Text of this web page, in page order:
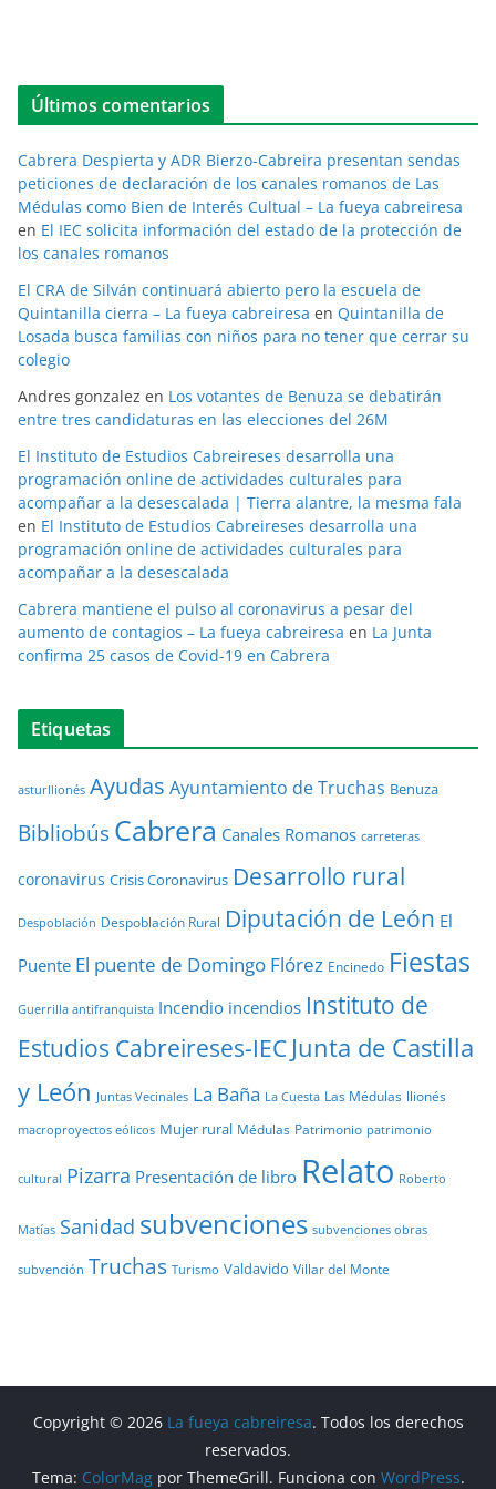
Últimos comentarios
Cabrera Despierta y ADR Bierzo-Cabreira presentan sendas
peticiones de declaración de los canales romanos de Las
Médulas como Bien de Interés Cultual – La fueya cabreiresa
en El IEC solicita información del estado de la protección de
los canales romanos
El CRA de Silván continuará abierto pero la escuela de
Quintanilla cierra – La fueya cabreiresa en Quintanilla de
Losada busca familias con niños para no tener que cerrar su
colegio
Andres gonzalez en Los votantes de Benuza se debatirán
entre tres candidaturas en las elecciones del 26M
El Instituto de Estudios Cabreireses desarrolla una
programación online de actividades culturales para
acompañar a la desescalada | Tierra alantre, la mesma fala
en El Instituto de Estudios Cabreireses desarrolla una
programación online de actividades culturales para
acompañar a la desescalada
Cabrera mantiene el pulso al coronavirus a pesar del
aumento de contagios – La fueya cabreiresa en La Junta
confirma 25 casos de Covid-19 en Cabrera
Etiquetas
asturllionés Ayudas Ayuntamiento de Truchas Benuza
BibliobúsCabrera Canales Romanos carreteras
coronavirus Crisis Coronavirus Desarrollo rural
Despoblación Despoblación Rural Diputación de León El
Puente El puente de Domingo Flórez Encinedo Fiestas
Guerrilla antifranquista Incendio incendios Instituto de
Estudios Cabreireses-IEC Junta de Castilla
y León Juntas Vecinales La Baña La Cuesta Las Médulas llionés
macroproyectos eólicos Mujer rural Médulas Patrimonio patrimonio
cultural Pizarra Presentación de libro Relato Roberto
Matías Sanidad subvenciones subvenciones obras
subvención Truchas Turismo Valdavido Villar del Monte
Copyright © 2026 La fueya cabreiresa. Todos los derechos
reservados.
Tema: ColorMagpor ThemeGrill. Funciona con WordPress.